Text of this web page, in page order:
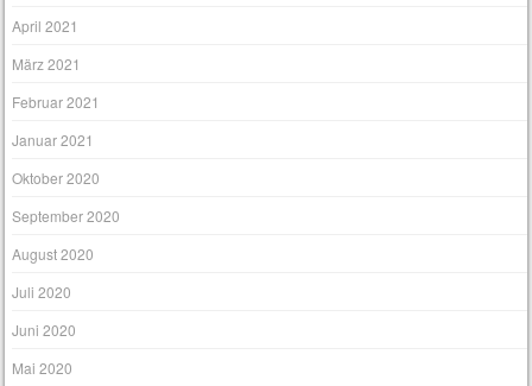
April 2021
März 2021
Februar 2021
Januar 2021
Oktober 2020
September 2020
August 2020
Juli 2020
Juni 2020
Mai 2020